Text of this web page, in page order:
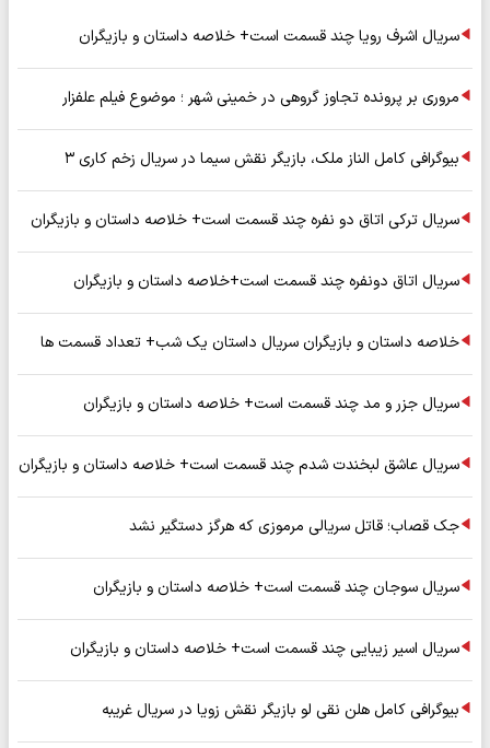
سریال اشرف رویا چند قسمت است+ خلاصه داستان و بازیگران
مروری بر پرونده تجاوز گروهی در خمینی شهر ؛ موضوع فیلم علفزار
بیوگرافی کامل الناز ملک، بازیگر نقش سیما در سریال زخم کاری ۳
سریال ترکی اتاق دو نفره چند قسمت است+ خلاصه داستان و بازیگران
سریال اتاق دونفره چند قسمت است+خلاصه داستان و بازیگران
خلاصه داستان و بازیگران سریال داستان یک شب+ تعداد قسمت ها
سریال جزر و مد چند قسمت است+ خلاصه داستان و بازیگران
سریال عاشق لبخندت شدم چند قسمت است+ خلاصه داستان و بازیگران
جک قصاب؛ قاتل سریالی مرموزی که هرگز دستگیر نشد
سریال سوجان چند قسمت است+ خلاصه داستان و بازیگران
سریال اسیر زیبایی چند قسمت است+ خلاصه داستان و بازیگران
بیوگرافی کامل هلن نقی لو بازیگر نقش زویا در سریال غریبه